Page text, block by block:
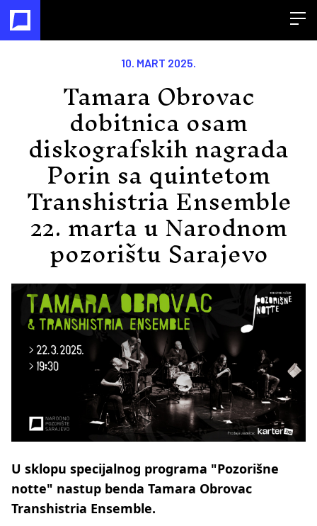
10. MART 2025.
Tamara Obrovac
dobitnica osam
diskografskih nagrada
Porin sa quintetom
Transhistria Ensemble
22. marta u Narodnom
pozorištu Sarajevo
U sklopu specijalnog programa "Pozorišne
notte" nastup benda Tamara Obrovac
Transhistria Ensemble.